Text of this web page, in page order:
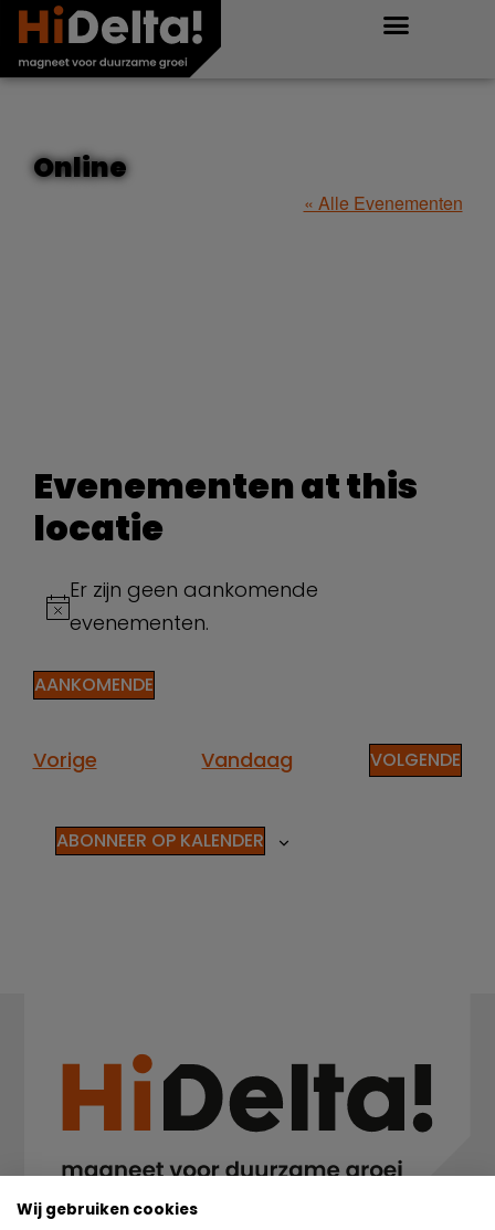
Online
« Alle Evenementen
Evenementen at this
locatie
Bericht
Er zijn geen aankomende
evenementen.
AANKOMENDE
Selecteer
datum.
VorigeEvenementenVandaag VOLGENDE
ABONNEER OP KALENDER
Wij gebruiken cookies